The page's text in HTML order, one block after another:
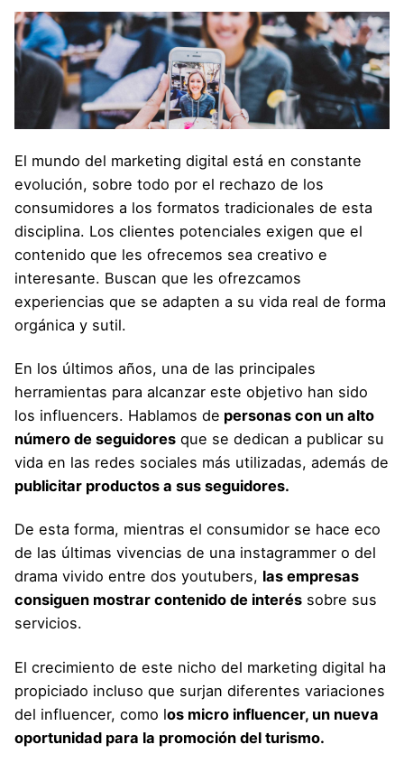
El mundo del marketing digital está en constante
evolución, sobre todo por el rechazo de los
consumidores a los formatos tradicionales de esta
disciplina. Los clientes potenciales exigen que el
contenido que les ofrecemos sea creativo e
interesante. Buscan que les ofrezcamos
experiencias que se adapten a su vida real de forma
orgánica y sutil.
En los últimos años, una de las principales
herramientas para alcanzar este objetivo han sido
los influencers. Hablamos de personas con un alto
número de seguidores que se dedican a publicar su
vida en las redes sociales más utilizadas, además de
publicitar productos a sus seguidores.
De esta forma, mientras el consumidor se hace eco
de las últimas vivencias de una instagrammer o del
drama vivido entre dos youtubers, las empresas
consiguen mostrar contenido de interés sobre sus
servicios.
El crecimiento de este nicho del marketing digital ha
propiciado incluso que surjan diferentes variaciones
del influencer, como los micro influencer, un nueva
oportunidad para la promoción del turismo.